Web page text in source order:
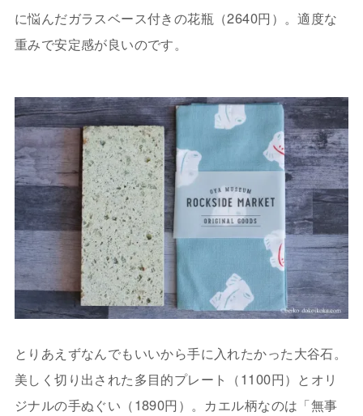
に悩んだガラスベース付きの花瓶（2640円）。適度な
重みで安定感が良いのです。
とりあえずなんでもいいから手に入れたかった大谷石。
美しく切り出された多目的プレート（1100円）とオリ
ジナルの手ぬぐい（1890円）。カエル柄なのは「無事